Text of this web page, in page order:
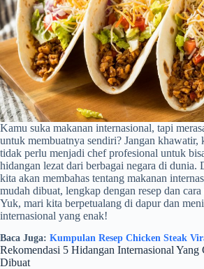
Kamu suka makanan internasional, tapi
untuk membuatnya sendiri? Jangan khawatir,
tidak perlu menjadi chef profesional untuk
hidangan lezat dari berbagai negara di dunia.
kita akan membahas tentang makanan
mudah dibuat, lengkap dengan resep dan
Yuk, mari kita berpetualang di dapur dan
internasional yang enak!
Baca Juga: Kumpulan Resep Chicken Steak
Rekomendasi 5 Hidangan Internasional Yang
Dibuat